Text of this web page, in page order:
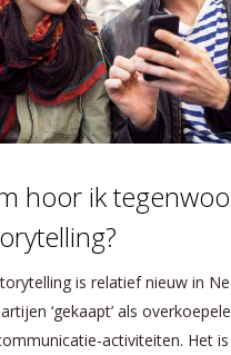
hoor ik
is relatief nieuw in
‘gekaapt’ als
activiteiten. Het